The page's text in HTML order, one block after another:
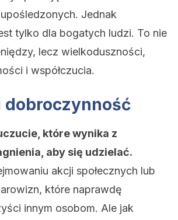
Jednak
tylko dla bogatych ludzi. To nie
lecz wielkoduszności,
i współczucia.
dobroczynność
które wynika z
aby się udzielać.
akcji społecznych lub
które naprawdę
innym osobom. Ale jak